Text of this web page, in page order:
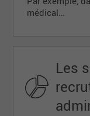
médical…
Les